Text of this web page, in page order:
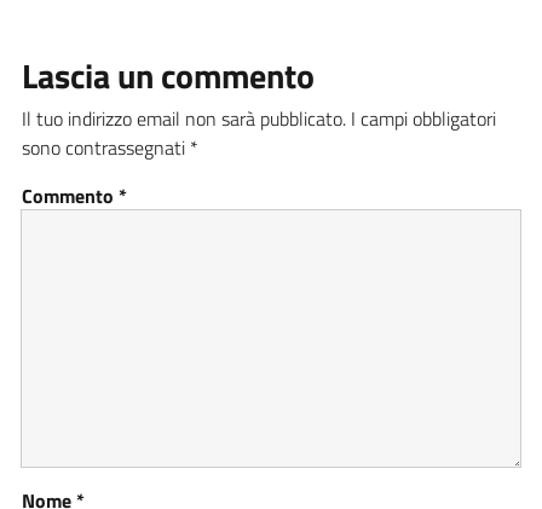
Lascia un commento
Il tuo indirizzo email non sarà pubblicato. I campi obbligatori
sono contrassegnati *
Commento *
Nome*